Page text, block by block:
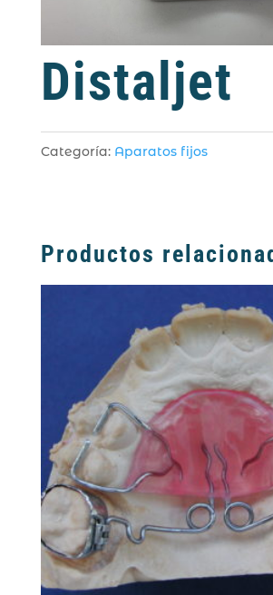
Distaljet
Categoría: Aparatos fijos
Productos